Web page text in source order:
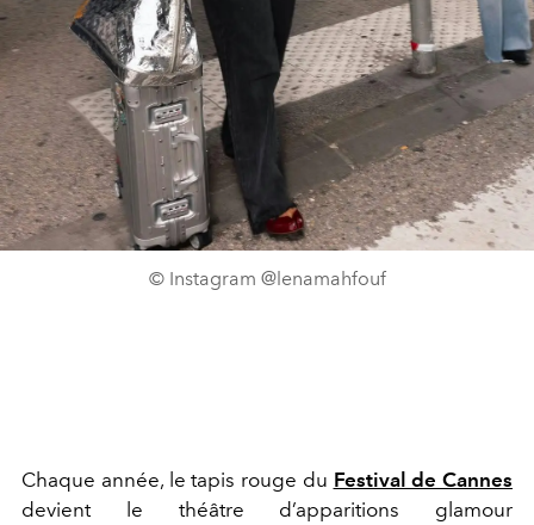
© Instagram @lenamahfouf
Chaque année, le tapis rouge du Festival de Cannes
devient le théâtre d’apparitions glamour